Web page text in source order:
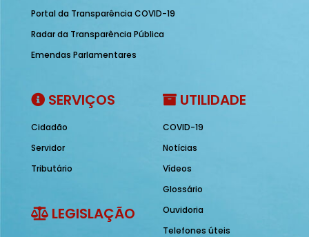
Portal da Transparência COVID-19
Radar da Transparência Pública
Emendas Parlamentares
SERVIÇOS
Cidadão
Servidor
Tributário
LEGISLAÇÃO
UTILIDADE
COVID-19
Notícias
Vídeos
Glossário
Ouvidoria
Telefones úteis